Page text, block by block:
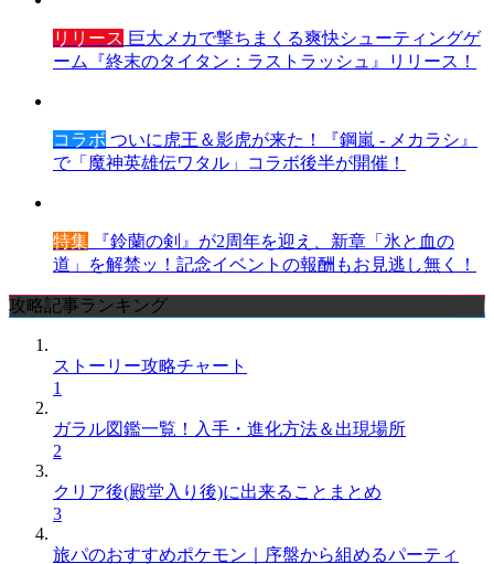
リリース 巨大メカで撃ちまくる爽快シューティングゲ
ーム『終末のタイタン：ラストラッシュ』リリース！
コラボ ついに虎王＆影虎が来た！『鋼嵐 - メカラシ』
で「魔神英雄伝ワタル」コラボ後半が開催！
特集 『鈴蘭の剣』が2周年を迎え、新章「氷と血の
道」を解禁ッ！記念イベントの報酬もお見逃し無く！
攻略記事ランキング
ストーリー攻略チャート
1
ガラル図鑑一覧！入手・進化方法＆出現場所
2
クリア後(殿堂入り後)に出来ることまとめ
3
旅パのおすすめポケモン｜序盤から組めるパーティ